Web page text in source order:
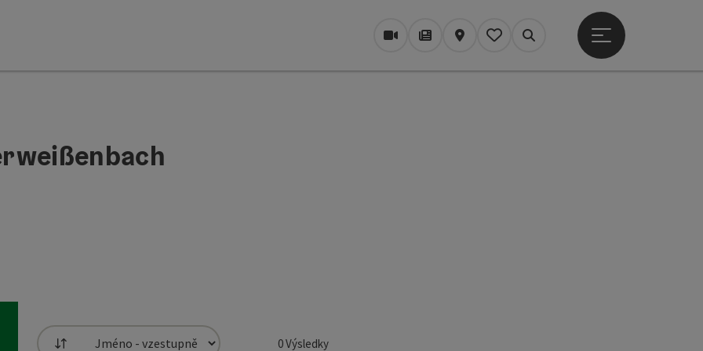
Webové kamery
Časopis/Blog
MapaZapamatované
Vyhledávání
Otevřít hlavní
0Výsledky